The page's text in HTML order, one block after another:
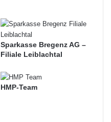
Heribrandstraße 1
6912 Hörbranz
Sparkasse Bregenz AG –
Filiale Leiblachtal
HMP-Team